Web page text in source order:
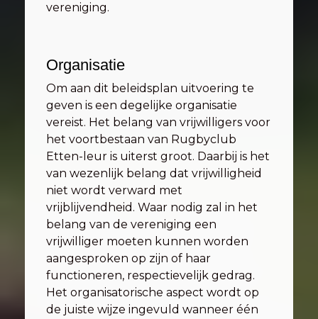
vereniging.
Organisatie
Om aan dit beleidsplan uitvoering te
geven is een degelijke organisatie
vereist. Het belang van vrijwilligers voor
het voortbestaan van Rugbyclub
Etten-leur is uiterst groot. Daarbij is het
van wezenlijk belang dat vrijwilligheid
niet wordt verward met
vrijblijvendheid. Waar nodig zal in het
belang van de vereniging een
vrijwilliger moeten kunnen worden
aangesproken op zijn of haar
functioneren, respectievelijk gedrag.
Het organisatorische aspect wordt op
de juiste wijze ingevuld wanneer één